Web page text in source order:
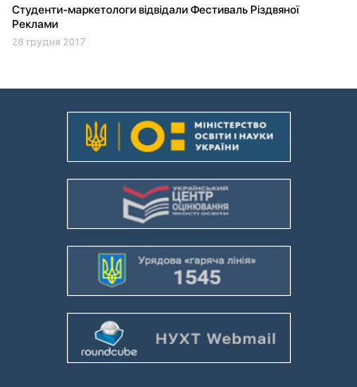
Студенти-маркетологи відвідали Фестиваль Різдвяної
Реклами
28 грудня 2017